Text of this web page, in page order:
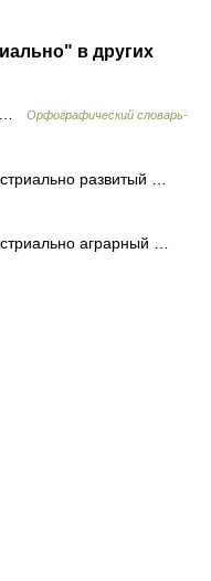
в других
…
Орфографический словарь-
развитый …
аграрный …